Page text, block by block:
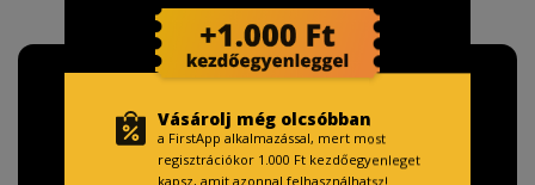
Vásárolj még olcsóbban
a FirstApp alkalmazással, mert most
regisztrációkor 1.000 Ft kezdőegyenleget
kapsz, amit azonnal felhasználhatsz!